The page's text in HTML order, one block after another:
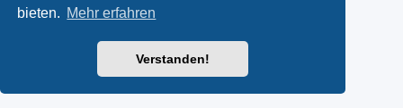
bieten. Mehr erfahren
Verstanden!